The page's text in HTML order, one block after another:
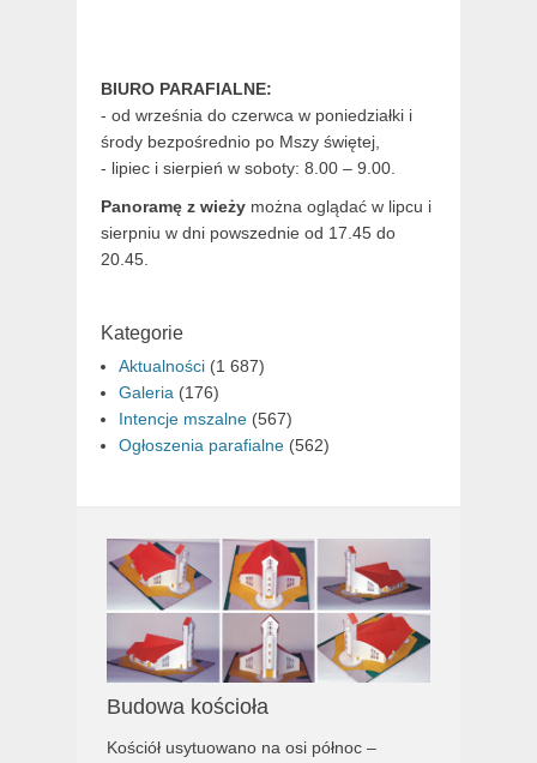
BIURO PARAFIALNE:
- od września do czerwca w poniedziałki i
środy bezpośrednio po Mszy świętej,
- lipiec i sierpień w soboty: 8.00 – 9.00.
Panoramę z wieży można oglądać w lipcu i
sierpniu w dni powszednie od 17.45 do
20.45.
Kategorie
Aktualności (1 687)
Galeria (176)
Intencje mszalne (567)
Ogłoszenia parafialne (562)
Budowa kościoła
Kościół usytuowano na osi północ –